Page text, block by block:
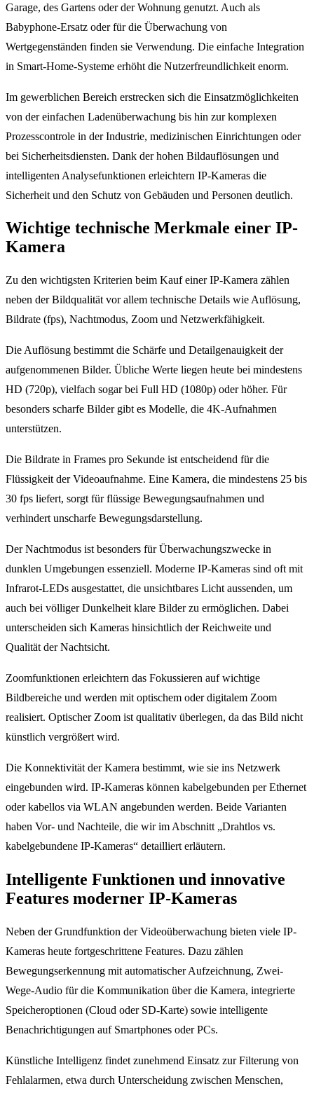
Garage, des Gartens oder der Wohnung genutzt. Auch als
Babyphone-Ersatz oder für die Überwachung von
Wertgegenständen finden sie Verwendung. Die einfache Integration
in Smart-Home-Systeme erhöht die Nutzerfreundlichkeit enorm.
Im gewerblichen Bereich erstrecken sich die Einsatzmöglichkeiten
von der einfachen Ladenüberwachung bis hin zur komplexen
Prozesscontrole in der Industrie, medizinischen Einrichtungen oder
bei Sicherheitsdiensten. Dank der hohen Bildauflösungen und
intelligenten Analysefunktionen erleichtern IP-Kameras die
Sicherheit und den Schutz von Gebäuden und Personen deutlich.
Wichtige technische Merkmale einer IP-
Kamera
Zu den wichtigsten Kriterien beim Kauf einer IP-Kamera zählen
neben der Bildqualität vor allem technische Details wie Auflösung,
Bildrate (fps), Nachtmodus, Zoom und Netzwerkfähigkeit.
Die Auflösung bestimmt die Schärfe und Detailgenauigkeit der
aufgenommenen Bilder. Übliche Werte liegen heute bei mindestens
HD (720p), vielfach sogar bei Full HD (1080p) oder höher. Für
besonders scharfe Bilder gibt es Modelle, die 4K-Aufnahmen
unterstützen.
Die Bildrate in Frames pro Sekunde ist entscheidend für die
Flüssigkeit der Videoaufnahme. Eine Kamera, die mindestens 25 bis
30 fps liefert, sorgt für flüssige Bewegungsaufnahmen und
verhindert unscharfe Bewegungsdarstellung.
Der Nachtmodus ist besonders für Überwachungszwecke in
dunklen Umgebungen essenziell. Moderne IP-Kameras sind oft mit
Infrarot-LEDs ausgestattet, die unsichtbares Licht aussenden, um
auch bei völliger Dunkelheit klare Bilder zu ermöglichen. Dabei
unterscheiden sich Kameras hinsichtlich der Reichweite und
Qualität der Nachtsicht.
Zoomfunktionen erleichtern das Fokussieren auf wichtige
Bildbereiche und werden mit optischem oder digitalem Zoom
realisiert. Optischer Zoom ist qualitativ überlegen, da das Bild nicht
künstlich vergrößert wird.
Die Konnektivität der Kamera bestimmt, wie sie ins Netzwerk
eingebunden wird. IP-Kameras können kabelgebunden per Ethernet
oder kabellos via WLAN angebunden werden. Beide Varianten
haben Vor- und Nachteile, die wir im Abschnitt „Drahtlos vs.
kabelgebundene IP-Kameras“ detailliert erläutern.
Intelligente Funktionen und innovative
Features moderner IP-Kameras
Neben der Grundfunktion der Videoüberwachung bieten viele IP-
Kameras heute fortgeschrittene Features. Dazu zählen
Bewegungserkennung mit automatischer Aufzeichnung, Zwei-
Wege-Audio für die Kommunikation über die Kamera, integrierte
Speicheroptionen (Cloud oder SD-Karte) sowie intelligente
Benachrichtigungen auf Smartphones oder PCs.
Künstliche Intelligenz findet zunehmend Einsatz zur Filterung von
Fehlalarmen, etwa durch Unterscheidung zwischen Menschen,